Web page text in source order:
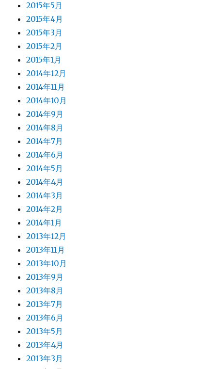
2015年5月
2015年4月
2015年3月
2015年2月
2015年1月
2014年12月
2014年11月
2014年10月
2014年9月
2014年8月
2014年7月
2014年6月
2014年5月
2014年4月
2014年3月
2014年2月
2014年1月
2013年12月
2013年11月
2013年10月
2013年9月
2013年8月
2013年7月
2013年6月
2013年5月
2013年4月
2013年3月